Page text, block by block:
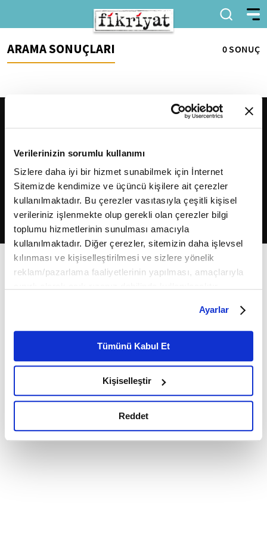
Verilerinizin sorumlu kullanımı
Sizlere daha iyi bir hizmet sunabilmek için İnternet
Sitemizde kendimize ve üçüncü kişilere ait çerezler
kullanılmaktadır. Bu çerezler vasıtasıyla çeşitli kişisel
verileriniz işlenmekte olup gerekli olan çerezler bilgi
toplumu hizmetlerinin sunulması amacıyla
kullanılmaktadır. Diğer çerezler, sitemizin daha işlevsel
kılınması ve kişiselleştirilmesi ve sizlere yönelik
reklam/pazarlama faaliyetlerinin yapılması, amaçlarıyla
belirleyebilirsiniz. Çerezlere ilişkin detaylı bilgi için
Ayarlar butonuna tıklayabilir,Çerez Bilgilendirme
Metnimizi ziyaret edebilirsiniz.
6698 sayılı Kişisel Verilerin Korunması Kanunu uyarınca
okumak ve sitemizi ziyaretiniz kapsamında
gerçekleştirilen veri işleme faaliyetleri ile ilgili daha
detaylı bilgi almak için lütfentıklayınız.
Ayarlar
Tümünü Kabul Et
Kişiselleştir
Reddet
ARAMA SONUÇLARI 0 SONUÇ
2026Fikriyat. Tüm hakları saklıdır.